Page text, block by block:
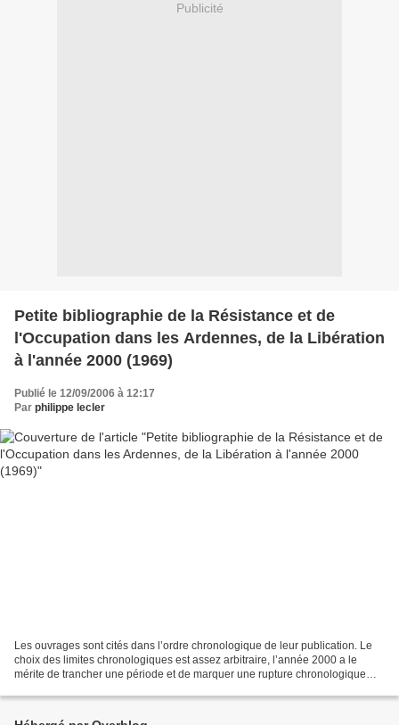
Publicité
Petite bibliographie de la Résistance et de
l'Occupation dans les Ardennes, de la Libération
à l'année 2000 (1969)
Publié le 12/09/2006 à 12:17
Par philippe lecler
Les ouvrages sont cités dans l’ordre chronologique de leur publication. Le
choix des limites chronologiques est assez arbitraire, l’année 2000 a le
mérite de trancher une période et de marquer une rupture chronologique